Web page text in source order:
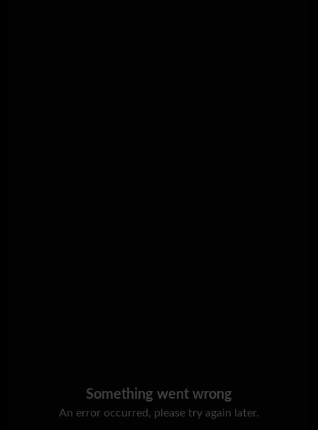
Something went wrong
An error occurred, please try again later.